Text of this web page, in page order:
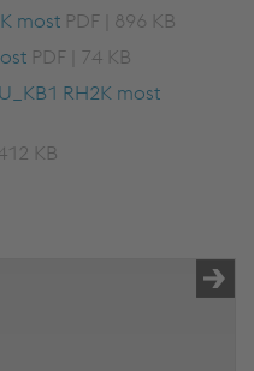
most PDF | 896 KB
PDF | 74 KB
RH2K most
KB